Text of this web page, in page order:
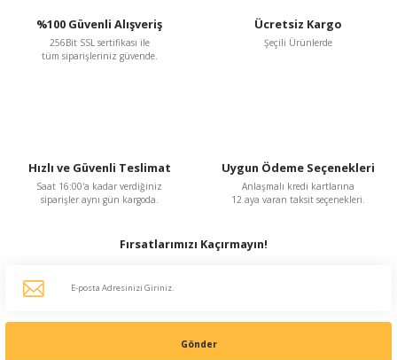
%41
5.464,50 TL
3.224,06 TL
KDV Dahildir
%100 Güvenli Alışveriş
256Bit SSL sertifikası ile
tüm siparişleriniz güvende.
Ücretsiz Kargo
Şeçili Ürünlerde
Hızlı ve Güvenli Teslimat
Saat 16:00'a kadar verdiğiniz
siparişler aynı gün kargoda.
Uygun Ödeme Seçenekleri
Anlaşmalı kredi kartlarına
12 aya varan taksit seçenekleri.
Fırsatlarımızı Kaçırmayın!
Gönder